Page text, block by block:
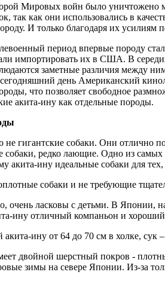
Мировых войн было уничтожено
так как они использовались в
И только благодаря их усилиям
период впервые породу
импортировать их в США. В
заметные различия между
день Американский
что позволяет свободное
акита-ину как отдельные породы.
гигантские собаки. Они отлично
собаки, редко лающие. Одно из самых
акита-ину идеальные собаки для
собаки и не требующие
очень ласковы с детьми. В Японии,
ину отличный компаньон и хороший
акита-ину от 64 до 70 см в холке, сук
двойной шерстный покров -
зимы на севере Японии. Из-за